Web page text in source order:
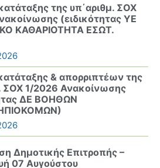
της υπ΄αριθμ. ΣΟΧ
(ειδικότητας ΥΕ
ΚΑΘΑΡΙΟΤΗΤΑ ΕΣΩΤ.
& απορριπτέων της
ΣΟΧ 1/2026 Ανακοίνωσης
ΔΕ ΒΟΗΘΩΝ
Δημοτικής Επιτροπής –
07 Αυγούστου